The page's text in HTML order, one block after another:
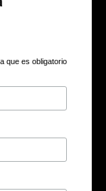
que es obligatorio